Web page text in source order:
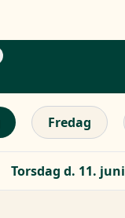
Fredag
Torsdag d. 11. juni